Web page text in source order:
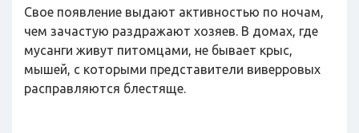
Свое появление выдают активностью по ночам,
чем зачастую раздражают хозяев. В домах, где
мусанги живут питомцами, не бывает крыс,
мышей, с которыми представители виверровых
расправляются блестяще.